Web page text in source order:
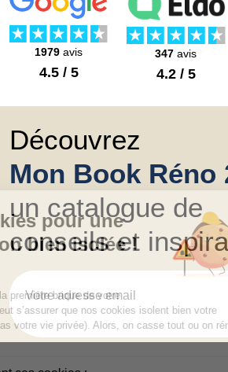
1979 avis
4.5 / 5
347 avis
4.2 / 5
Découvrez
Mon Book Réno
un catalogue de
conseils et